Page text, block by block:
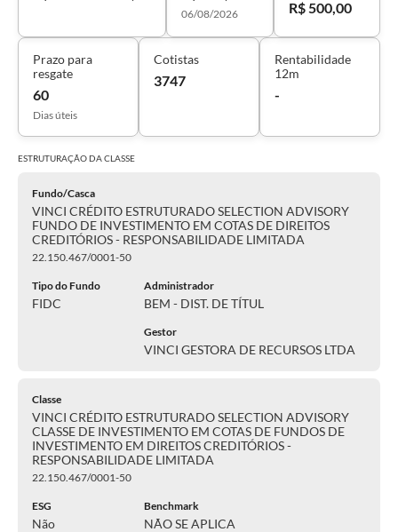
06/08/2026 R$ 500,00
Prazo para
resgate
60
Dias úteis
Cotistas
3747
Rentabilidade
12m
-
ESTRUTURAÇÃO DACLASSE
Fundo/Casca
VINCI CRÉDITO ESTRUTURADO SELECTION ADVISORY
FUNDO DE INVESTIMENTO EM COTAS DE DIREITOS
CREDITÓRIOS - RESPONSABILIDADE LIMITADA
22.150.467/0001-50
Tipo do Fundo
FIDC
Administrador
BEM - DIST. DE TÍTUL
Gestor
VINCI GESTORA DE RECURSOS LTDA
Classe
VINCI CRÉDITO ESTRUTURADO SELECTION ADVISORY
CLASSE DE INVESTIMENTO EM COTAS DE FUNDOS DE
INVESTIMENTO EM DIREITOS CREDITÓRIOS -
RESPONSABILIDADE LIMITADA
22.150.467/0001-50
ESG
Não
Benchmark
NÃO SE APLICA